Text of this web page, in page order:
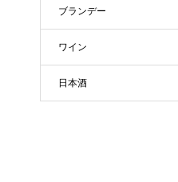
ブランデー
ワイン
日本酒